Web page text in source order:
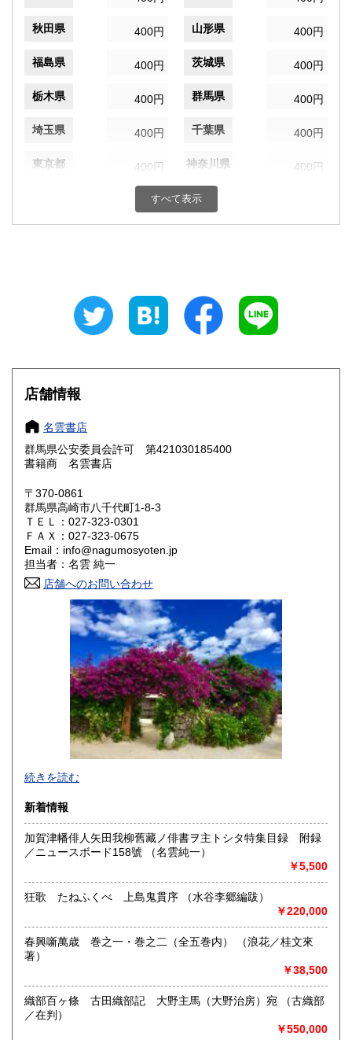
秋田県 400円 山形県 400円
福島県 400円 茨城県 400円
栃木県 400円 群馬県 400円
埼玉県 400円 千葉県 400円
東京都 400円 神奈川県 400円
400円 富山県
静岡県
400円 三重県
滋賀県 400円 京都府 400円
大阪府
奈良県
鳥取県
岡山県 400円
山口県 400円
香川県
400円 福岡県
400円 長崎県
400円 大分県
400円 鹿児島県
400円
すべて表示
店舗情報
名雲書店
群馬県公安委員会許可 第421030185400
書籍商 名雲書店
〒370-0861
群馬県高崎市八千代町1-8-3
ＴＥＬ：027-323-0301
ＦＡＸ：027-323-0675
Email：info@nagumosyoten.jp
担当者：名雲 純一
店舗へのお問い合わせ
★ 弊店は通常の店舗としては営業しておりませんのでご注
意ください。ただし予めご連絡いただければご希望の品の閲
覧を承ります。
最寄駅：高崎駅西口
営業時間：4:00〜15:30 FAX 24時間受付 電話9:00〜
18:00
書籍の買取について
御尊家樣デ御用濟ニナリマシタ古本、雜誌ヲ弊店ヘ御賣リ下
続きを読む
新着情報
加賀津幡俳人矢田我柳舊藏ノ俳書ヲ主トシタ特集目録 附録
／ニュースボード158號 （名雲純一）
￥5,500
狂歌 たねふくべ 上島鬼貫序 （水谷李郷編跋）
￥220,000
春興噺萬歳 巻之一・巻之二（全五巻内） （浪花／桂文來
著）
￥38,500
織部百ヶ條 古田織部記 大野主馬（大野治房）宛 （古織部
／在判）
￥550,000